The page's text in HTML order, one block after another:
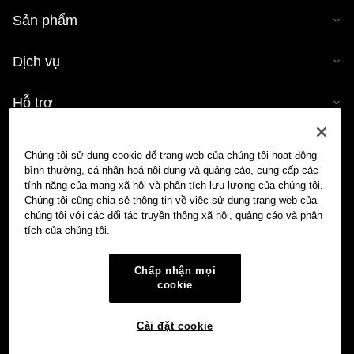
Sản phẩm
Dịch vụ
Hỗ trợ
Công cụ tính tiền mã hóa
Giao dịch
Chúng tôi sử dụng cookie để trang web của chúng tôi hoạt động
bình thường, cá nhân hoá nội dung và quảng cáo, cung cấp các
tính năng của mạng xã hội và phân tích lưu lượng của chúng tôi.
Chúng tôi cũng chia sẻ thông tin về việc sử dụng trang web của
chúng tôi với các đối tác truyền thông xã hội, quảng cáo và phân
tích của chúng tôi.
Chấp nhận mọi
cookie
Cài đặt cookie